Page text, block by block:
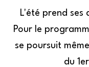
L'été prend
Pour le
se poursuit
du